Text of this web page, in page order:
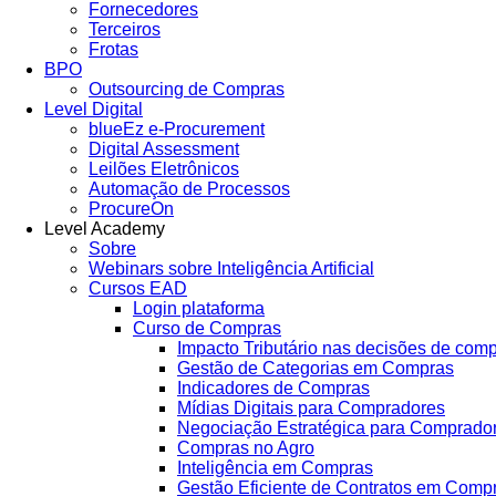
Fornecedores
Terceiros
Frotas
BPO
Outsourcing de Compras
Level Digital
blueEz e-Procurement
Digital Assessment
Leilões Eletrônicos
Automação de Processos
ProcureOn
Level Academy
Sobre
Webinars sobre Inteligência Artificial
Cursos EAD
Login plataforma
Curso de Compras
Impacto Tributário nas decisões de
Gestão de Categorias em Compras
Indicadores de Compras
Mídias Digitais para Compradores
Negociação Estratégica para
Compras no Agro
Inteligência em Compras
Gestão Eficiente de Contratos em